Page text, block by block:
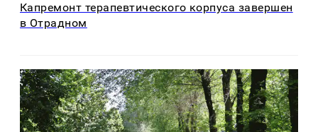
Капремонт терапевтического корпуса завершен
в Отрадном